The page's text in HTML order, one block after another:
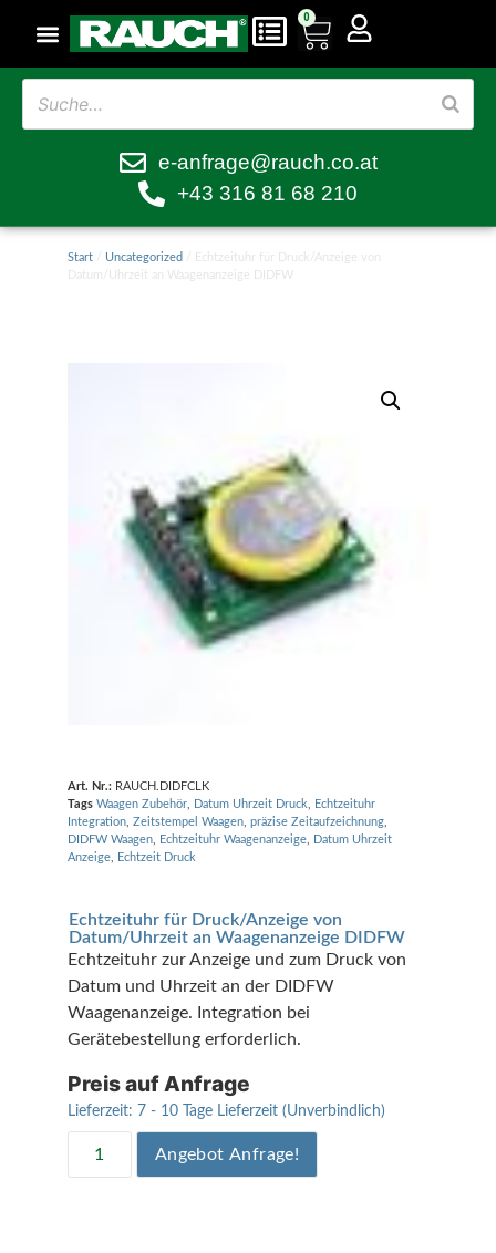
0
e-anfrage@rauch.co.at
+43 316 81 68 210
Start/ Uncategorized / Echtzeituhr für Druck/Anzeige von
Datum/Uhrzeit an Waagenanzeige DIDFW
Art. Nr.: RAUCH.DIDFCLK
Tags Waagen Zubehör, Datum Uhrzeit Druck
Echtzeituhr
Integration, Zeitstempel Waagen, präzise Zeitaufzeichnung,
DIDFW Waagen, Echtzeituhr Waagenanzeige,
Datum Uhrzeit
Anzeige, Echtzeit Druck
Echtzeituhr für Druck/Anzeige von
Datum/Uhrzeit an Waagenanzeige DIDFW
Echtzeituhr zur Anzeige und zum Druck von
Datum und Uhrzeit an der DIDFW
Waagenanzeige. Integration bei
Gerätebestellung erforderlich.
Preis auf Anfrage
Lieferzeit: 7 - 10 Tage Lieferzeit (Unverbindlich)
Angebot Anfrage!